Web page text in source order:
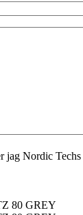
jag Nordic Techs